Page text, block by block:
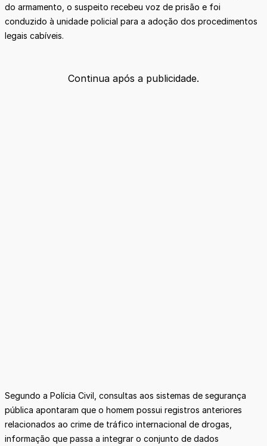
do armamento, o suspeito recebeu voz de prisão e foi
conduzido à unidade policial para a adoção dos procedimentos
legais cabíveis.
Continua após a publicidade.
Segundo a Polícia Civil, consultas aos sistemas de segurança
pública apontaram que o homem possui registros anteriores
relacionados ao crime de tráfico internacional de drogas,
informação que passa a integrar o conjunto de dados